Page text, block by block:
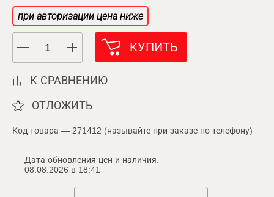
при авторизации цена ниже
КУПИТЬ
К СРАВНЕНИЮ
ОТЛОЖИТЬ
Код товара — 271412 (называйте при заказе по телефону)
Дата обновления цен и наличия:
08.08.2026 в 18:41